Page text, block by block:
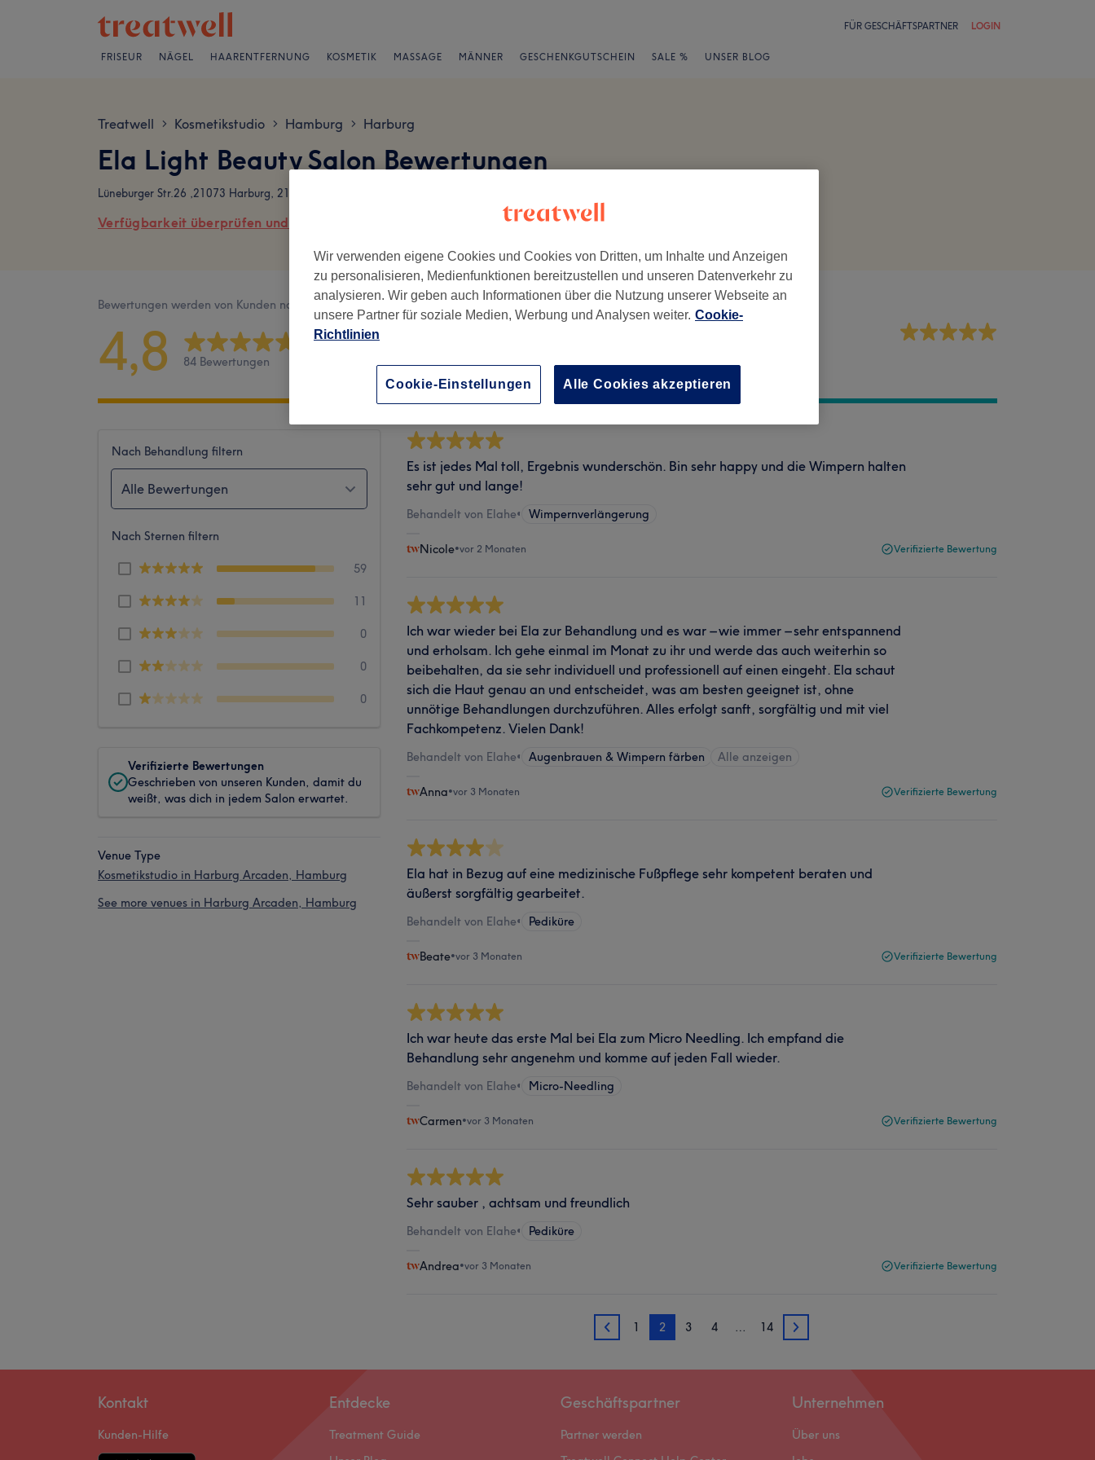
FÜR GESCHÄFTSPARTNER LOGIN
FRISEUR NÄGEL HAARENTFERNUNG KOSMETIK MASSAGE MÄNNER GESCHENKGUTSCHEIN SALE % UNSER BLOG
Treatwell > Kosmetikstudio > Hamburg > Harburg
Ela Light Beauty Salon Bewertungen
Lüneburger Str.26 ,21073 Harburg, 21073 Hamburg
Verfügbarkeit überprüfen und online buchen
Bewertungen werden von Kunden nach ihrem Besuch geschrieben.
4,8 84 Bewertungen Sauberkeit
Nach Behandlung filtern
Alle Bewertungen
Nach Sternen filtern
59
11
0
0
0
Verifizierte Bewertungen
Geschrieben von unseren Kunden, damit du
weißt, was dich in jedem Salon erwartet.
Venue Type
Kosmetikstudio in Harburg Arcaden, Hamburg
See more venues in Harburg Arcaden, Hamburg
Es ist jedes Mal toll, Ergebnis wunderschön. Bin sehr happy und die Wimpern halten
sehr gut und lange!
Behandelt von Elahe• Wimpernverlängerung
Nicole•vor 2 Monaten Verifizierte Bewertung
Ich war wieder bei Ela zur Behandlung und es war – wie immer – sehr entspannend
und erholsam. Ich gehe einmal im Monat zu ihr und werde das auch weiterhin so
beibehalten, da sie sehr individuell und professionell auf einen eingeht. Ela schaut
sich die Haut genau an und entscheidet, was am besten geeignet ist, ohne
unnötige Behandlungen durchzuführen. Alles erfolgt sanft, sorgfältig und mit viel
Fachkompetenz. Vielen Dank!
Behandelt von Elahe• Augenbrauen & Wimpern färben Alle anzeigen
Anna•vor 3 Monaten Verifizierte Bewertung
Ela hat in Bezug auf eine medizinische Fußpflege sehr kompetent beraten und
äußerst sorgfältig gearbeitet.
Behandelt von Elahe• Pediküre
Beate•vor 3 Monaten Verifizierte Bewertung
Ich war heute das erste Mal bei Ela zum Micro Needling. Ich empfand die
Behandlung sehr angenehm und komme auf jeden Fall wieder.
Behandelt von Elahe• Micro-Needling
Carmen•vor 3 Monaten Verifizierte Bewertung
Sehr sauber , achtsam und freundlich
Behandelt von Elahe• Pediküre
Andrea•vor 3 Monaten Verifizierte Bewertung
1 1 2 3 4 … 14 3
Kontakt
Kunden-Hilfe
Entdecke
Treatment Guide
Geschäftspartner
Partner werden
Unternehmen
Über uns
Wir verwenden eigene Cookies und Cookies von Dritten, um Inhalte und Anzeigen
zu personalisieren, Medienfunktionen bereitzustellen und unseren Datenverkehr zu
analysieren. Wir geben auch Informationen über die Nutzung unserer Webseite an
unsere Partner für soziale Medien, Werbung und Analysen weiter. Cookie-
Richtlinien
Cookie-Einstellungen Alle Cookies akzeptieren